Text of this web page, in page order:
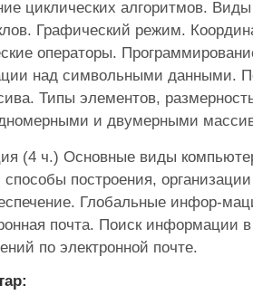
циклических алгоритмов.
Графический режим.
операторы.
над символьными данными.
Типы элементов,
и двумерными
(4 ч.) Основные виды
построения,
Глобальные инфор-
почта. Поиск информации
по электронной почте.